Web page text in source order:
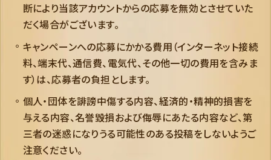
断により当該アカウントからの応募を無効とさせていた
だく場合がございます。
キャンペーンへの応募にかかる費用（インターネット接続
料、端末代、通信費、電気代、その他一切の費用を含みま
す）は、応募者の負担とします。
個人・団体を誹謗中傷する内容、経済的・精神的損害を
与える内容、名誉毀損および侮辱にあたる内容など、第
三者の迷惑になりうる可能性のある投稿をしないようご
注意ください。